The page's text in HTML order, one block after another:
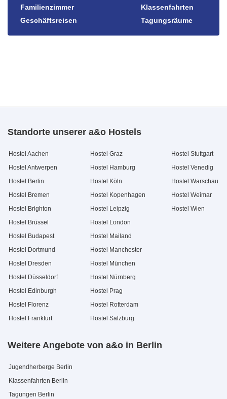
Familienzimmer
Klassenfahrten
Geschäftsreisen
Tagungsräume
Standorte unserer a&o Hostels
Hostel Aachen
Hostel Antwerpen
Hostel Berlin
Hostel Bremen
Hostel Brighton
Hostel Brüssel
Hostel Budapest
Hostel Dortmund
Hostel Dresden
Hostel Düsseldorf
Hostel Edinburgh
Hostel Florenz
Hostel Frankfurt
Hostel Graz
Hostel Hamburg
Hostel Köln
Hostel Kopenhagen
Hostel Leipzig
Hostel London
Hostel Mailand
Hostel Manchester
Hostel München
Hostel Nürnberg
Hostel Prag
Hostel Rotterdam
Hostel Salzburg
Hostel Stuttgart
Hostel Venedig
Hostel Warschau
Hostel Weimar
Hostel Wien
Weitere Angebote von a&o in Berlin
Jugendherberge Berlin
Klassenfahrten Berlin
Tagungen Berlin